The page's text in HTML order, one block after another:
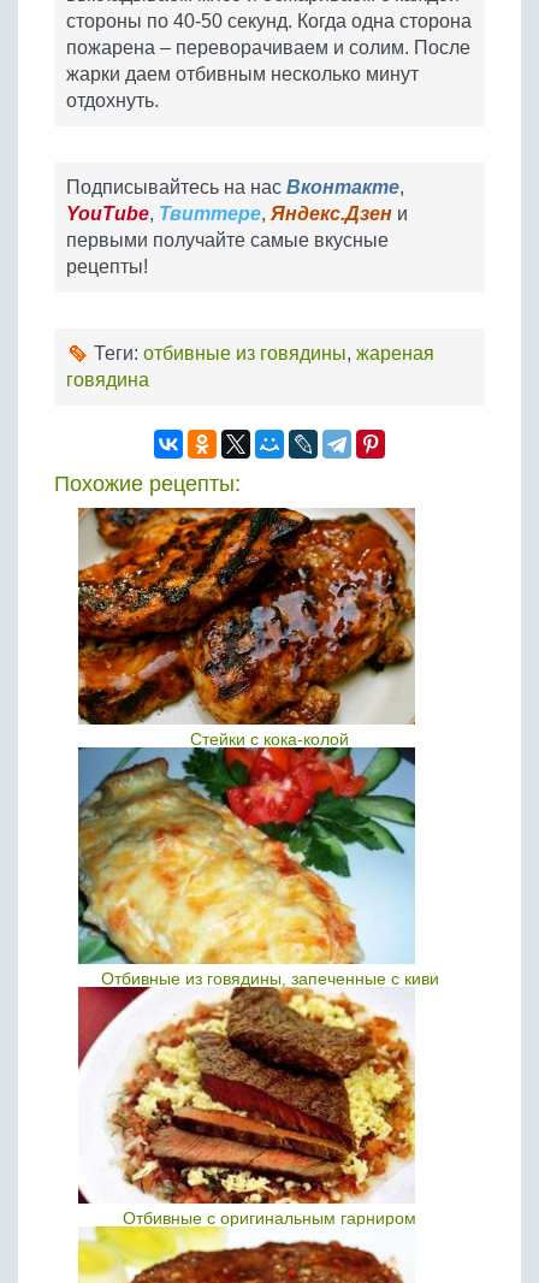
стороны по 40-50 секунд. Когда одна сторона
пожарена – переворачиваем и солим. После
жарки даем отбивным несколько минут
отдохнуть.
Подписывайтесь на нас Вконтакте,
YouTube, Твиттере, Яндекс.Дзен и
первыми получайте самые вкусные
рецепты!
Теги: отбивные из говядины, жареная
говядина
Похожие рецепты:
Стейки с кока-колой
Отбивные из говядины, запеченные с киви
Отбивные с оригинальным гарниром